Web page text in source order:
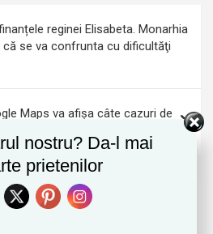
reginei Elisabeta. Monarhia
se va confrunta cu dificultăţi
Maps va afişa câte cazuri de
nostru? Da-l mai
prietenilor